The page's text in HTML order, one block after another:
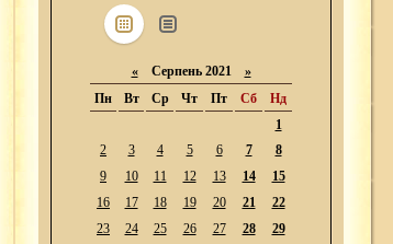
«Серпень 2021 »
Пн
Вт Ср Чт Пт Сб
Нд
1
2
3 4 5 6 7
8
9
10 11 12 13 14
15
16
17 18 19 20 21
22
23
24 25 26 27 28
29